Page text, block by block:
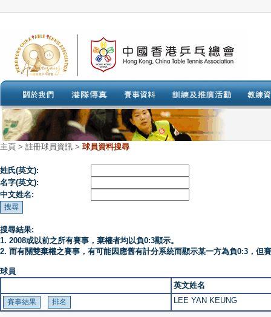
主頁 > 註冊球員資訊 > 球員資料搜尋
姓氏(英文):
名字(英文):
中文姓名:
搜尋結果:
1. 2008或以前之所有賽事，棄權者均以負0:3顯示。
2. 而有關雙棄權之賽事，有可能因應舊有計分系統而顯示某一方為負0:3，但
球員
英文姓名
LEE YAN KEUNG